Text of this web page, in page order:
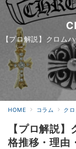
【プロ解説】クロム
HOME コラム ク
【プロ解説
格推移・理由